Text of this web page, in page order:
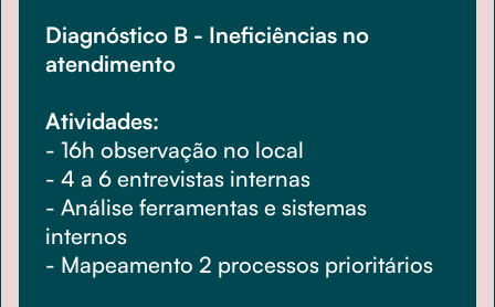
Diagnóstico B - Ineficiências no
atendimento
Atividades:
- 16h observação no local
- 4 a 6 entrevistas internas
- Análise ferramentas e sistemas
internos
- Mapeamento 2 processos prioritários